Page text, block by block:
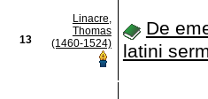
13
Linacre,
Thomas
(1460-1524)
De
latini